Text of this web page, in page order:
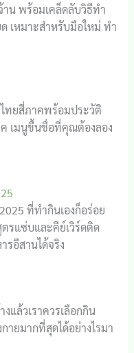
น พร้อมเคล็ดลับวิธีทำ
เหมาะสำหรับมือใหม่ ทำ
ทยสี่ภาคพร้อมประวัติ
เมนูขึ้นชื่อที่คุณต้องลอง
ที่ทำกินเองก็อร่อย
รแซ่บและคีย์เวิร์ดติด
รอีสานได้จริง
แล้วเราควรเลือกกิน
ายมากที่สุดได้อย่างไรมา